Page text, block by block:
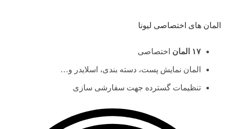
المان های اختصاصی لیونا
۱۷ المان اختصاصی
المان نمایش پست، دسته بندی، اسلایدر و…
تنظیمات گسترده جهت سفارشی سازی